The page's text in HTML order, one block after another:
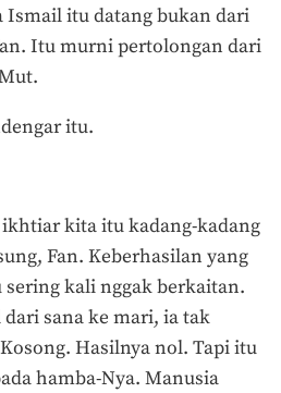
Ismail itu datang bukan dari
Itu murni pertolongan dari
itu.
kita itu kadang-kadang
Fan. Keberhasilan yang
kali nggak berkaitan.
sana ke mari, ia tak
Hasilnya nol. Tapi itu
hamba-Nya. Manusia